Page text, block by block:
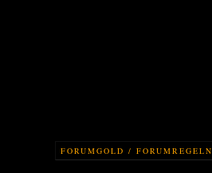
FORUMGOLD / FORUMREGELN